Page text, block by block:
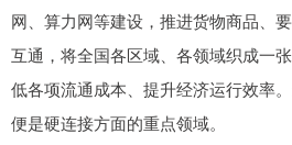
网、算力网等建设，推进货物商品、
互通，将全国各区域、各领域织成一
低各项流通成本、提升经济运行效率
便是硬连接方面的重点领域。